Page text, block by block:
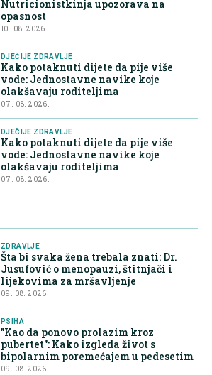
Nutricionistkinja upozorava na
opasnost
10. 08. 2026.
DJEČIJE ZDRAVLJE
Kako potaknuti dijete da pije više
vode: Jednostavne navike koje
olakšavaju roditeljima
07. 08. 2026.
DJEČIJE ZDRAVLJE
Kako potaknuti dijete da pije više
vode: Jednostavne navike koje
olakšavaju roditeljima
07. 08. 2026.
ZDRAVLJE
Šta bi svaka žena trebala znati: Dr.
Jusufović o menopauzi, štitnjači i
lijekovima za mršavljenje
09. 08. 2026.
PSIHA
"Kao da ponovo prolazim kroz
pubertet": Kako izgleda život s
bipolarnim poremećajem u pedesetim
09. 08. 2026.